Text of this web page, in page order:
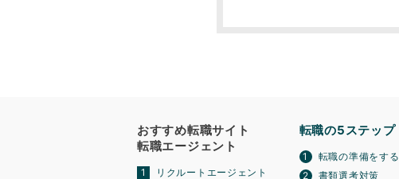
おすすめ転職サイト
転職エージェント
リクルートエージェント
転職の5ステップ
転職の準備をする
書類選考対策